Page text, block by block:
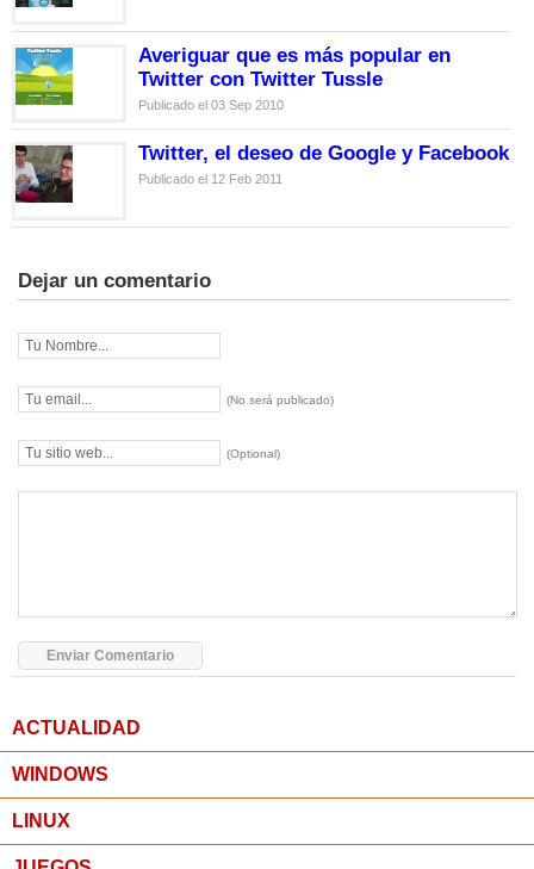
Averiguar que es más popular en
Twitter con Twitter Tussle
Publicado el 03 Sep 2010
Twitter, el deseo de Google y Facebook
Publicado el 12 Feb 2011
Dejar un comentario
(No será publicado)
(Optional)
ACTUALIDAD
WINDOWS
LINUX